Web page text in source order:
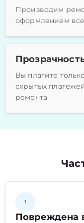
Производим
оформлением
Вы платите
скрытых
ремонта
1
Повреждена